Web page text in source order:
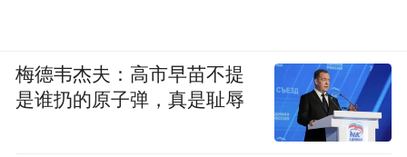
梅德韦杰夫：高市早苗不提
是谁扔的原子弹，真是耻辱